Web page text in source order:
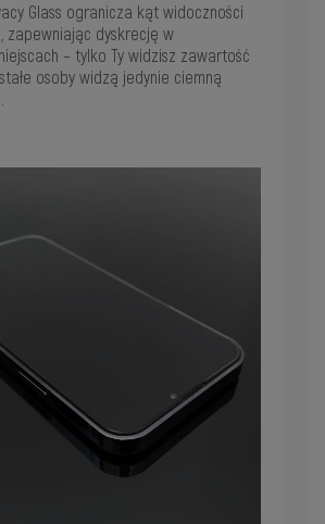
Glass ogranicza kąt widoczności
zapewniając dyskrecję w
– tylko Ty widzisz zawartość
osoby widzą jedynie ciemną